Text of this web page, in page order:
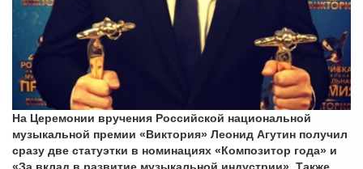
На Церемонии вручения Российской национальной
музыкальной премии «Виктория» Леонид Агутин получил
сразу две статуэтки в номинациях «Композитор года» и